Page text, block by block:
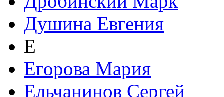
Душина Евгения
Е
Егорова Мария
Ельчанинов Сергей